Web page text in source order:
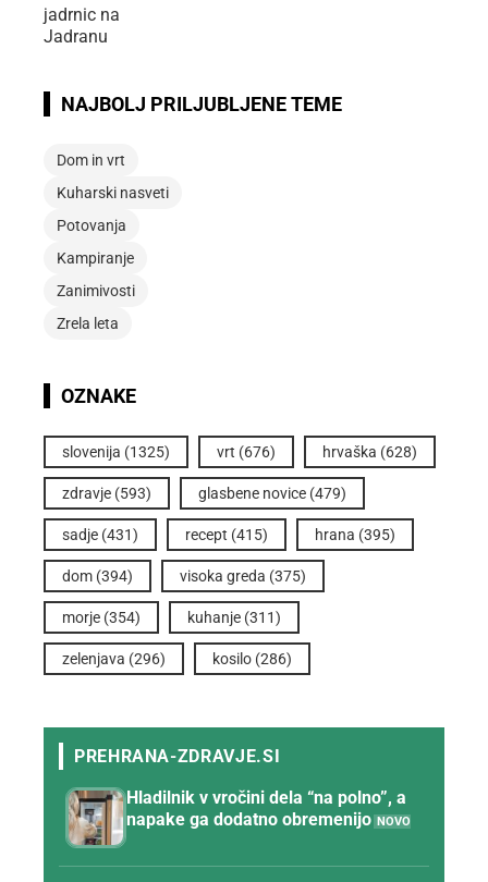
NAJBOLJ PRILJUBLJENE TEME
Dom in vrt
Kuharski nasveti
Potovanja
Kampiranje
Zanimivosti
Zrela leta
OZNAKE
slovenija (1325) vrt (676) hrvaška (628)
zdravje (593) glasbene novice (479)
sadje (431) recept (415) hrana (395)
dom (394) visoka greda (375)
morje (354) kuhanje (311)
zelenjava (296) kosilo (286)
Hladilnik v vročini dela “na polno”, a
napake ga dodatno obremenijo